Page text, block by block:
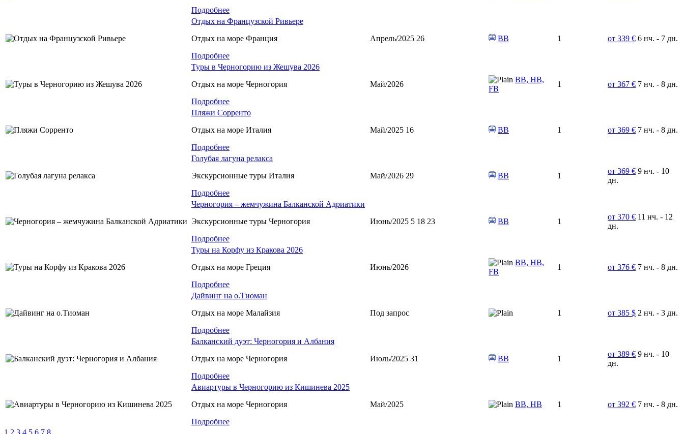
Подробнее
Отдых на Французской Ривьере
Отдых на море Франция
Подробнее
Апрель/2025 26 BB 1 от 339 € 6 нч. - 7 дн.
Туры в Черногорию из Жешува 2026
Отдых на море Черногория
Подробнее
Май/2026
BB, HB,
FB
1 от 367 € 7 нч. - 8 дн.
Пляжи Сорренто
Отдых на море Италия
Подробнее
Май/2025 16 BB 1 от 369 € 7 нч. - 8 дн.
Голубая лагуна релакса
Экскурсионные туры Италия
Подробнее
Май/2026 29 BB 1
от 369 € 9 нч. - 10
дн.
Черногория – жемчужина Балканской Адриатики
Экскурсионные туры Черногория
Подробнее
Июнь/2025 5 18 23 BB 1
от 370 € 11 нч. - 12
дн.
Туры на Корфу из Кракова 2026
Отдых на море Греция
Подробнее
Июнь/2026
BB, HB,
FB
1 от 376 € 7 нч. - 8 дн.
Дайвинг на о.Тиоман
Отдых на море Малайзия
Подробнее
Под запрос 1 от 385 $ 2 нч. - 3 дн.
Балканский дуэт: Черногория и Албания
Отдых на море Черногория
Подробнее
Июль/2025 31 ВВ 1
от 389 € 9 нч. - 10
дн.
Авиартуры в Черногорию из Кишинева 2025
Отдых на море Черногория
Подробнее
Май/2025 ВВ, НВ 1 от 392 € 7 нч. - 8 дн.
1 2 3 4 5 6 7 8